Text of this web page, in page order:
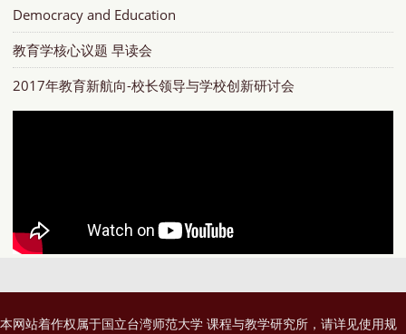
Democracy and Education
教育学核心议题 早读会
2017年教育新航向-校长领导与学校创新研讨会
本网站着作权属于国立台湾师范大学 课程与教学研究所，请详见使用规